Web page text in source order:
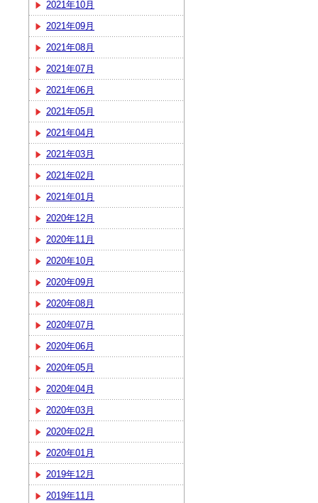
2021年10月
2021年09月
2021年08月
2021年07月
2021年06月
2021年05月
2021年04月
2021年03月
2021年02月
2021年01月
2020年12月
2020年11月
2020年10月
2020年09月
2020年08月
2020年07月
2020年06月
2020年05月
2020年04月
2020年03月
2020年02月
2020年01月
2019年12月
2019年11月